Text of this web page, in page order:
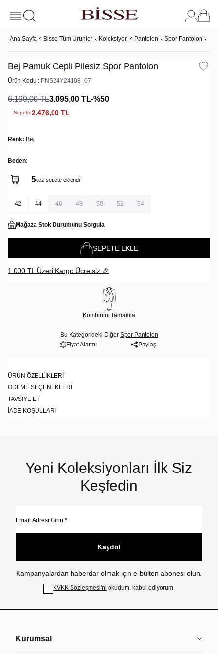
Ana Sayfa Bisse Tüm Ürünler Koleksiyon Pantolon Spor Pantolon
Bej Pamuk Cepli Pilesiz Spor Pantolon
Ürün Kodu : PNS24Y24108_07
6.190,00TL3.095,00 TL-%50
Sepette2.476,00 TL
Renk: Bej
Beden:
5kez sepete eklendi
42 44 46 48 50 52 54
Mağaza Stok Durumunu Sorgula
SEPETE EKLE
1.000 TL Üzeri Kargo Ücretsiz 🎉
Kombinini Tamamla
Bu Kategorideki Diğer Spor Pantolon
Fiyat Alarmı
Paylaş
ÜRÜN ÖZELLIKLERI
ÖDEME SEÇENEKLERI
TAVSIYE ET
İADE KOŞULLARI
Yeni Koleksiyonları İlk Siz
Keşfedin
Kaydol
Kampanyalardan haberdar olmak için e-bülten abonesi olun.
KVKK Sözleşmesi'ni okudum, kabul ediyorum.
Kurumsal